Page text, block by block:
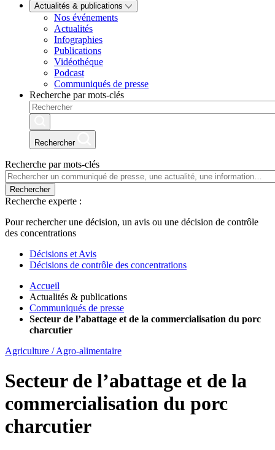
Actualités & publications
Nos événements
Actualités
Infographies
Publications
Vidéothéque
Podcast
Communiqués de presse
Recherche par mots-clés
Rechercher
Recherche par mots-clés
Rechercher
Recherche experte :
Pour rechercher une décision, un avis ou une décision de contrôle
des concentrations
Décisions et Avis
Décisions de contrôle des concentrations
Accueil
Actualités & publications
Communiqués de presse
Secteur de l’abattage et de la commercialisation du porc
charcutier
Agriculture / Agro-alimentaire
Secteur de l’abattage et de la
commercialisation du porc
charcutier